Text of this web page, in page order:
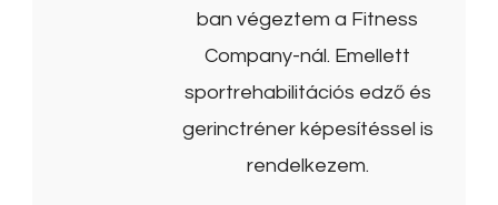
ban végeztem a Fitness
Company-nál. Emellett
sportrehabilitációs edző és
gerinctréner képesítéssel is
rendelkezem.